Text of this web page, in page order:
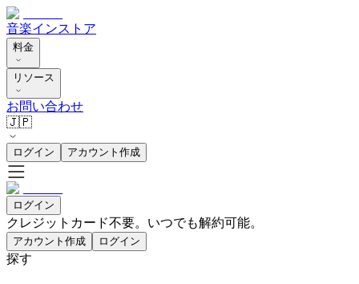
音楽インストア
料金
リソース
お問い合わせ
🇯🇵
ログイン アカウント作成
ログイン
クレジットカード不要。いつでも解約可能。
アカウント作成 ログイン
探す